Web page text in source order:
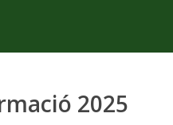
2025